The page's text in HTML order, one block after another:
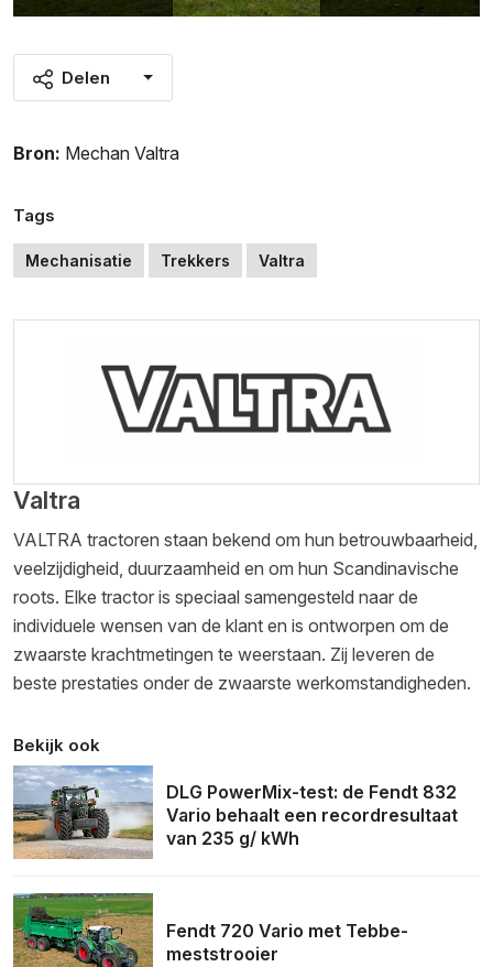
Delen
Bron: Mechan Valtra
Tags
Mechanisatie Trekkers Valtra
Valtra
VALTRA tractoren staan bekend om hun betrouwbaarheid,
veelzijdigheid, duurzaamheid en om hun Scandinavische
roots. Elke tractor is speciaal samengesteld naar de
individuele wensen van de klant en is ontworpen om de
zwaarste krachtmetingen te weerstaan. Zij leveren de
beste prestaties onder de zwaarste werkomstandigheden.
Bekijk ook
DLG PowerMix-test: de Fendt 832
Vario behaalt een recordresultaat
van 235 g/ kWh
Fendt 720 Vario met Tebbe-
meststrooier